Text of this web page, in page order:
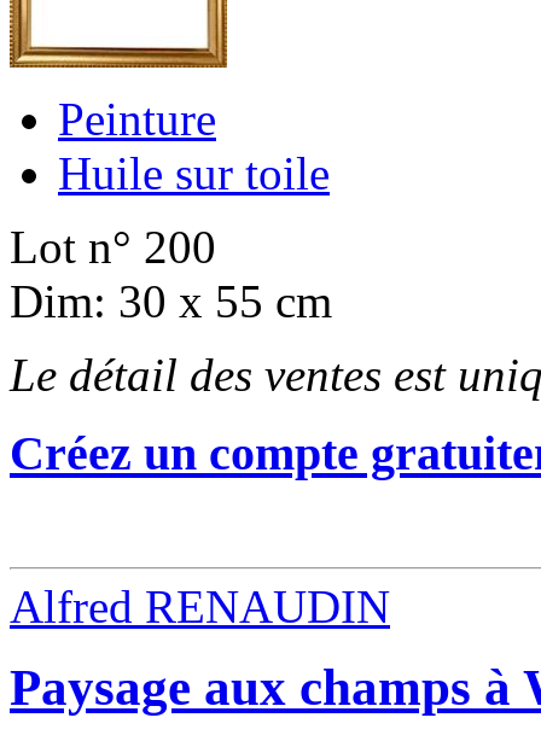
Peinture
Huile sur toile
Lot n° 200
Dim: 30 x 55 cm
Le détail des ventes est
Créez un compte
Alfred RENAUDIN
Paysage aux champs à